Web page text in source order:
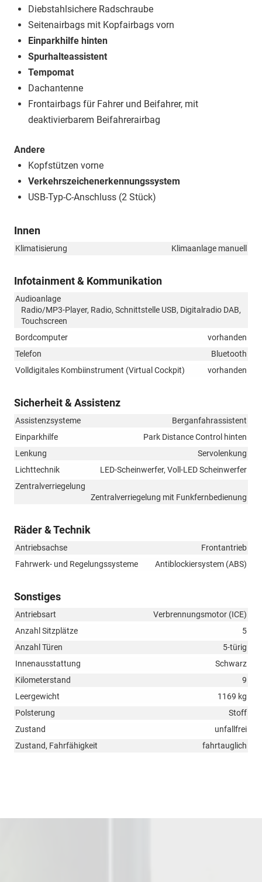
Diebstahlsichere Radschraube
Seitenairbags mit Kopfairbags vorn
Einparkhilfe hinten
Spurhalteassistent
Tempomat
Dachantenne
Frontairbags für Fahrer und Beifahrer, mit
deaktivierbarem Beifahrerairbag
Andere
Kopfstützen vorne
Verkehrszeichenerkennungssystem
USB-Typ-C-Anschluss (2 Stück)
Innen
Klimatisierung Klimaanlage manuell
Infotainment & Kommunikation
Audioanlage
Radio/MP3-Player, Radio, Schnittstelle USB, Digitalradio DAB,
Touchscreen
Bordcomputer
vorhanden
Telefon
Bluetooth
Volldigitales Kombiinstrument (Virtual Cockpit)
vorhanden
Sicherheit & Assistenz
Assistenzsysteme
Berganfahrassistent
Einparkhilfe
Park Distance Control hinten
Lenkung
Servolenkung
Lichttechnik
LED-Scheinwerfer, Voll-LED Scheinwerfer
Zentralverriegelung
Zentralverriegelung mit Funkfernbedienung
Räder & Technik
Antriebsachse
Frontantrieb
Fahrwerk- und Regelungssysteme
Antiblockiersystem (ABS)
Sonstiges
Antriebsart
Verbrennungsmotor (ICE)
Anzahl Sitzplätze
5
Anzahl Türen
5-türig
Innenausstattung
Schwarz
Kilometerstand
9
Leergewicht
1169 kg
Polsterung
Stoff
Zustand
unfallfrei
Zustand, Fahrfähigkeit
fahrtauglich